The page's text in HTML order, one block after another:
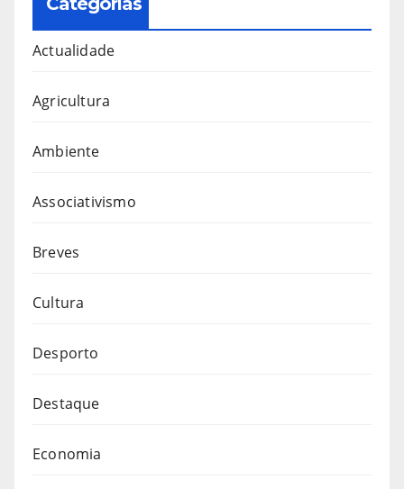
Actualidade
Agricultura
Ambiente
Associativismo
Breves
Cultura
Desporto
Destaque
Economia